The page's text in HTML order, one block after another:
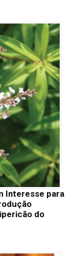
Interesse para
do